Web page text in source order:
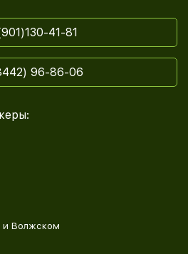
41-81
96-86-06
и Волжском